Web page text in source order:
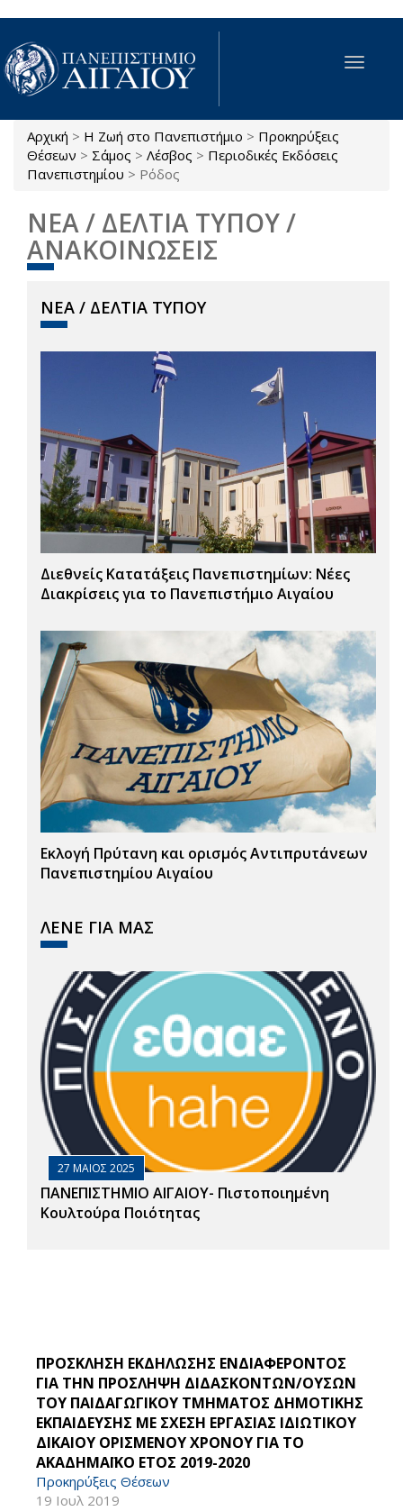
Παράκαμψη προς το κυρίως περιεχόμενο
Toggle
Είστε εδώ
Αρχική > Η Ζωή στο Πανεπιστήμιο > Προκηρύξεις
Θέσεων > Σάμος > Λέσβος > Περιοδικές Εκδόσεις
Πανεπιστημίου > Ρόδος
ΝΕΑ / ΔΕΛΤΙΑ ΤΥΠΟΥ /
ΑΝΑΚΟΙΝΩΣΕΙΣ
ΝΕΑ / ΔΕΛΤΙΑ ΤΥΠΟΥ
Διεθνείς Κατατάξεις Πανεπιστημίων: Νέες
Διακρίσεις για το Πανεπιστήμιο Αιγαίου
Εκλογή Πρύτανη και ορισμός Αντιπρυτάνεων
Πανεπιστημίου Αιγαίου
ΛΕΝΕ ΓΙΑ ΜΑΣ
27 ΜΑΙΟΣ 2025
ΠΑΝΕΠΙΣΤΗΜΙΟ ΑΙΓΑΙΟΥ- Πιστοποιημένη
Κουλτούρα Ποιότητας
ΠΡΟΣΚΛΗΣΗ ΕΚΔΗΛΩΣΗΣ ΕΝΔΙΑΦΕΡΟΝΤΟΣ
ΓΙΑ ΤΗΝ ΠΡΟΣΛΗΨΗ ΔΙΔΑΣΚΟΝΤΩΝ/ΟΥΣΩΝ
ΤΟΥ ΠΑΙΔΑΓΩΓΙΚΟΥ ΤΜΗΜΑΤΟΣ ΔΗΜΟΤΙΚΗΣ
ΕΚΠΑΙΔΕΥΣΗΣ ΜΕ ΣΧΕΣΗ ΕΡΓΑΣΙΑΣ ΙΔΙΩΤΙΚΟΥ
ΔΙΚΑΙΟΥ ΟΡΙΣΜΕΝΟΥ ΧΡΟΝΟΥ ΓΙΑ ΤΟ
ΑΚΑΔΗΜΑΪΚΟ ΕΤΟΣ 2019-2020
Προκηρύξεις Θέσεων
19 Ιουλ 2019